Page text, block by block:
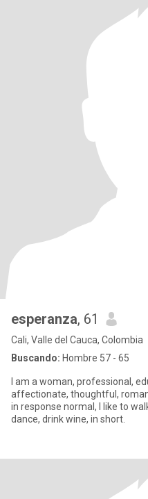
esperanza, 61
Cali, Valle del Cauca, Colombia
Buscando: Hombre 57 - 65
I am a woman, professional,
affectionate, thoughtful,
in response normal, I like to
dance, drink wine, in short.